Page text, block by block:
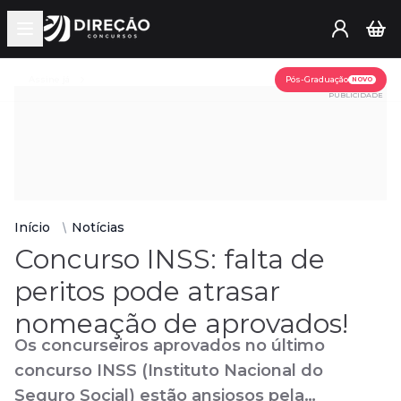
Open main menu
Pós-Graduação NOVO
PUBLICIDADE
Início Notícias
Concurso INSS: falta de
peritos pode atrasar
nomeação de aprovados!
Os concurseiros aprovados no último
concurso INSS (Instituto Nacional do
Seguro Social) estão ansiosos pela